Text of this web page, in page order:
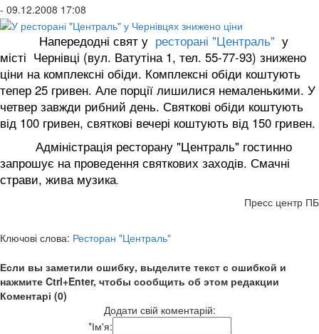
- 09.12.2008 17:08
Напередодні свят у ресторані "Централь" у
місті Чернівці (вул. Ватутіна 1, тел. 55-77-93) знижено
ціни на комплексні обіди. Комплексні обіди коштують
тепер 25 гривен. Але порції лишилися немаленькими. У
четвер завжди рибний день. Святкові обіди коштують
від 100 гривен, святкові вечері коштують від 150 гривен.
Адміністрація ресторану "Централь" гостинно
запрошує на проведення святкових заходів. Смачні
страви, жива музика.
Пресс центр ПБ
Ключові слова: Ресторан "Централь"
Если вы заметили ошибку, выделите текст с ошибкой и
нажмите Ctrl+Enter, чтобы сообщить об этом редакции
Коментарі (0)
Додати свій коментарій:
*Ім'я: